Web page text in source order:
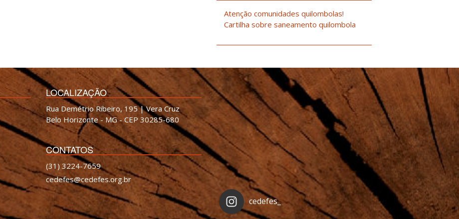
Atenção comunidades quilombolas!
Cartilha sobre saneamento quilombola
LOCALIZAÇÃO
Rua Demétrio Ribeiro, 195 | Vera Cruz
Belo Horizonte - MG - CEP 30285-680
CONTATOS
(31) 3224-7659
cedefes@cedefes.org.br
cedefes_